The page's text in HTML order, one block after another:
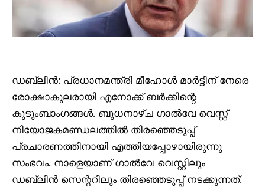
ഡബ്ലിൻ: പ്രധാനമന്ത്രി മീഹോൾ മാർട്ടിന് നേരെ
രോക്ഷാകുലരായി എനോക്ക് ബർക്കിന്റെ
കുടുംബാംഗങ്ങൾ. ബുധനാഴ്ച ഗാൽവേ വെസ്റ്റ്
നിയോജകമണ്ഡലത്തിൽ തിരഞ്ഞെടുപ്പ്
പ്രചാരണത്തിനായി എത്തിയപ്പോഴായിരുന്നു
സംഭവം. നാളെയാണ് ഗാൽവേ വെസ്റ്റിലും
ഡബ്ലിൻ സെന്ററിലും തിരഞ്ഞെടുപ്പ് നടക്കുന്നത്.